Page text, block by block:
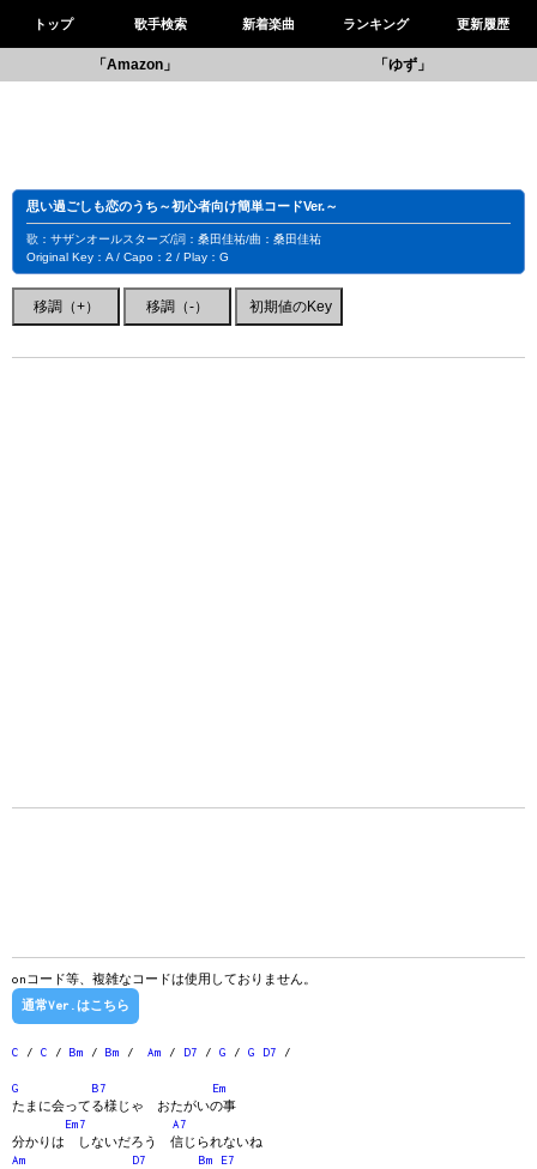
トップ 歌手検索 新着楽曲 ランキング 更新履歴
「Amazon」 「ゆず」
思い過ごしも恋のうち～初心者向け簡単コードVer.～
歌：サザンオールスターズ/詞：桑田佳祐/曲：桑田佳祐
Original Key：A / Capo：2 / Play：G
onコード等、複雑なコードは使用しておりません。
通常Ver.はこちら
C / C / Bm / Bm / Am / D7 / G / G D7 /
G B7
Em
たまに会ってる様じゃ おたがいの事
Em7
A7
分かりは しないだろう 信じられないね
Am
D7 Bm
E7